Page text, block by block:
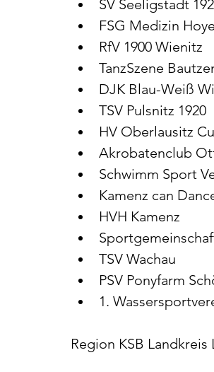
SV Seeligstadt
FSG Medizin
RfV 1900 Wienitz
TanzSzene
DJK Blau-Weiß
TSV Pulsnitz 1920
HV Oberlausitz
Akrobatenclub
Schwimm Sport
Kamenz can
HVH Kamenz
TSV Wachau
PSV Ponyfarm
1.
Region KSB Landkreis